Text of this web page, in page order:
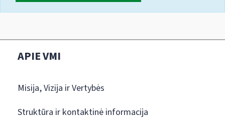
APIE VMI
Misija, Vizija ir Vertybės
Struktūra ir kontaktinė informacija